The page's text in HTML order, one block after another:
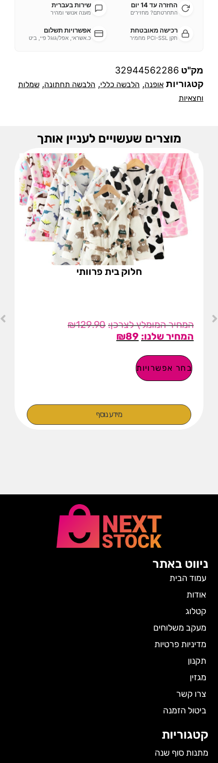
החזרה עד 14 יום
התחרטתם? מחזירים
שירות בעברית
מענה אנושי ומהיר
רכישה מאובטחת
תקן PCI-SSL מחמיר
אפשרויות תשלום
כ.אשראי, אפל/גוגל פיי, ביט
מק"ט 32944562286
קטגוריות אופנה, הלבשה כללי, הלבשה תחתונה, שמלות
וחצאיות
מוצרים שעשויים לעניין אותך
חלוק בית פרוותי
₪129.90
₪89
בחר אפשרויות
מידע נוסף
ניווט באתר
עמוד הבית
אודות
קטלוג
מעקב משלוחים
מדיניות פרטיות
תקנון
מגזין
צרו קשר
ביטול הזמנה
קטגוריות
מתנות סוף שנה